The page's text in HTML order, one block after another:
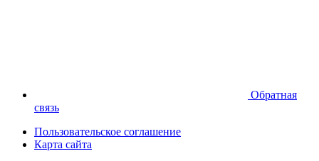
Обратная
связь
Пользовательское соглашение
Карта сайта